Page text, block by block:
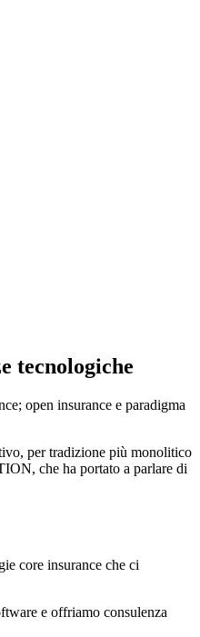
tecnologiche
open insurance e paradigma
per tradizione più monolitico
che ha portato a parlare di
core insurance che ci
e offriamo consulenza